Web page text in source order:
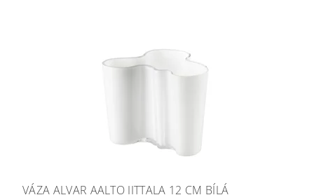
VÁZA ALVAR AALTO IITTALA 12 CM BÍLÁ